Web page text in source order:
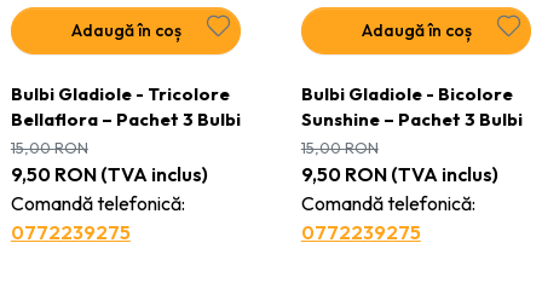
Adaugă în coș
Bulbi Gladiole - Tricolore
Bellaflora – Pachet 3 Bulbi
9,50 RON(TVA inclus)
Comandă telefonică:
0772239275
15,00RON
Adaugă în coș
Bulbi Gladiole - Bicolore
Sunshine – Pachet 3 Bulbi
9,50 RON(TVA inclus)
Comandă telefonică:
0772239275
15,00RON